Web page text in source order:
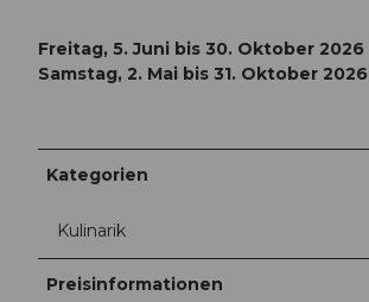
Freitag, 5. Juni bis 30. Oktober 2026
Samstag, 2. Mai bis 31. Oktober 2026
Kategorien
Kulinarik
Preisinformationen